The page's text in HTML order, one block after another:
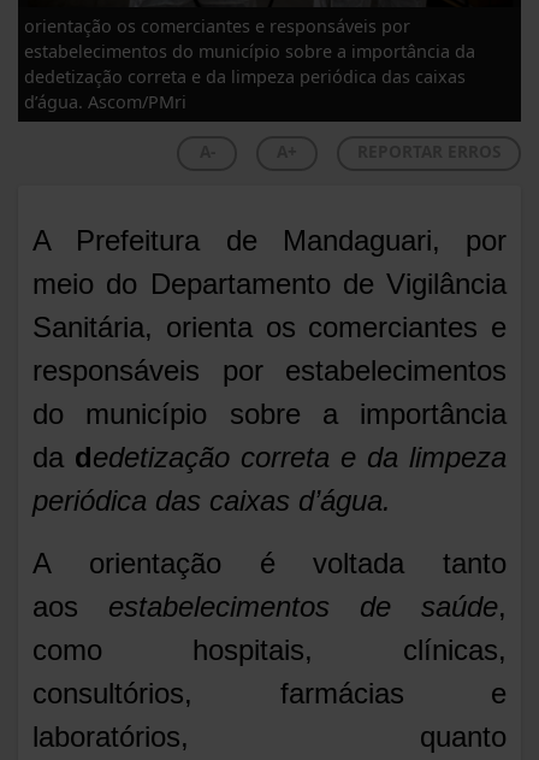
orientação os comerciantes e responsáveis por
estabelecimentos do município sobre a importância da
dedetização correta e da limpeza periódica das caixas
d’água. Ascom/PMri
A Prefeitura de Mandaguari, por
meio do Departamento de Vigilância
Sanitária, orienta os comerciantes e
responsáveis por estabelecimentos
do município sobre a importância
da dedetização correta e da limpeza
periódica das caixas d’água.
A orientação é voltada tanto
aos estabelecimentos de saúde,
como hospitais, clínicas,
consultórios, farmácias e
laboratórios, quanto